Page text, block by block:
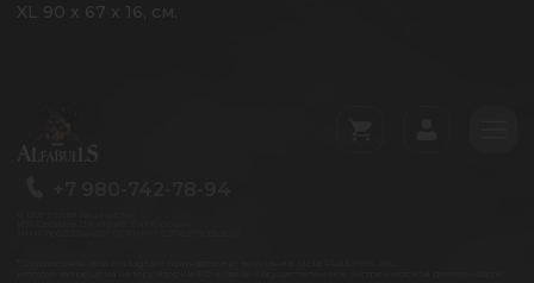
XL 90 x 67 x 16, см.